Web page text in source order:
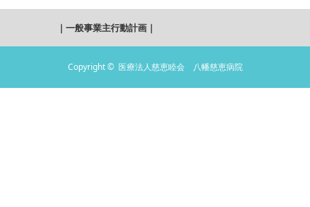
｜ 一般事業主行動計画｜
Copyright © 医療法人慈恵睦会 八幡慈恵病院